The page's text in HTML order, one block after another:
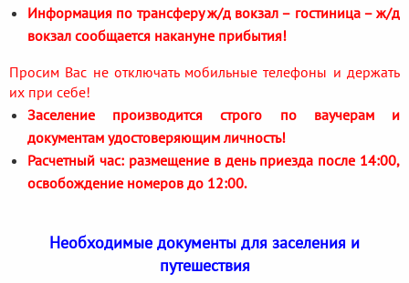
Информация по трансферу ж/д вокзал – гостиница – ж/д
вокзал сообщается накануне прибытия!
Просим Вас не отключать мобильные телефоны и держать
их при себе!
Заселение производится строго по ваучерам и
документам удостоверяющим личность!
Расчетный час: размещение в день приезда после 14:00,
освобождение номеров до 12:00.
Необходимые документы для заселения и
путешествия